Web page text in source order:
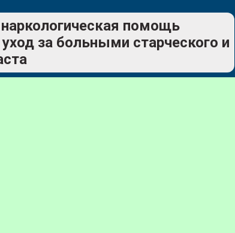
помощь
за больными старческого и